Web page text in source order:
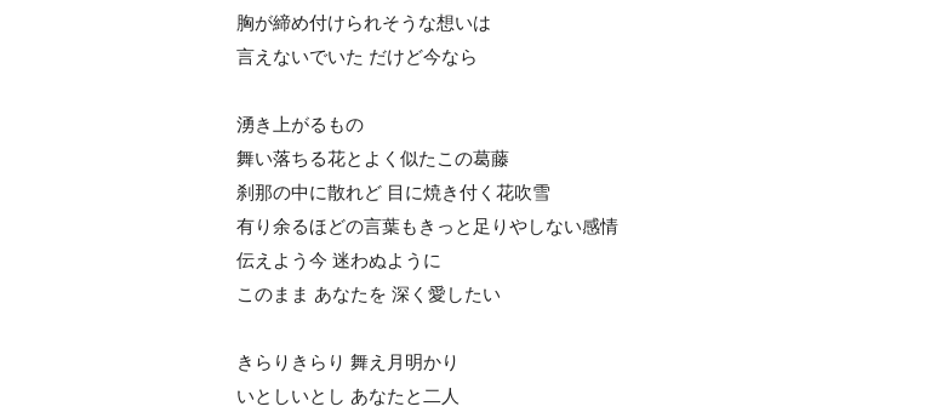
胸が締め付けられそうな想いは
言えないでいた だけど今なら
湧き上がるもの
舞い落ちる花とよく似たこの葛藤
刹那の中に散れど 目に焼き付く花吹雪
有り余るほどの言葉もきっと足りやしない感情
伝えよう今 迷わぬように
このまま あなたを 深く愛したい
きらりきらり 舞え月明かり
いとしいとし あなたと二人